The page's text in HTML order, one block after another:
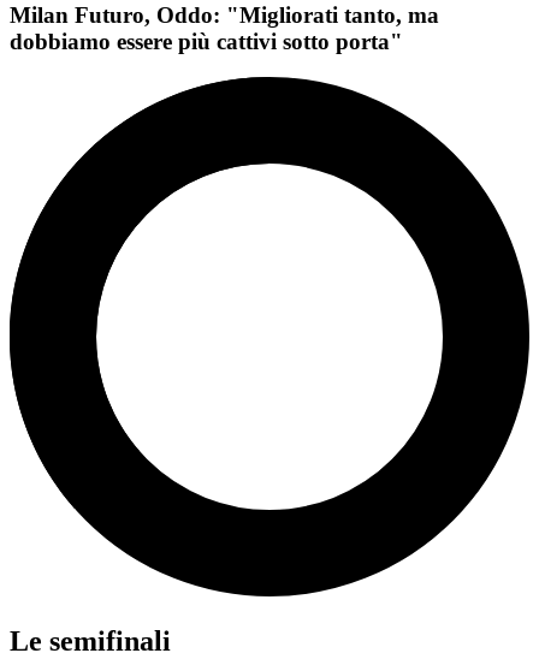
Milan Futuro, Oddo: "Migliorati tanto, ma
dobbiamo essere più cattivi sotto porta"
Le semifinali